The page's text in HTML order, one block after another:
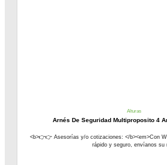
Alturas
Arnés De Seguridad Multiproposito 4
<b>👉👉 Asesorías y/o cotizaciones: </b><em>Con
rápido y seguro, envíanos su